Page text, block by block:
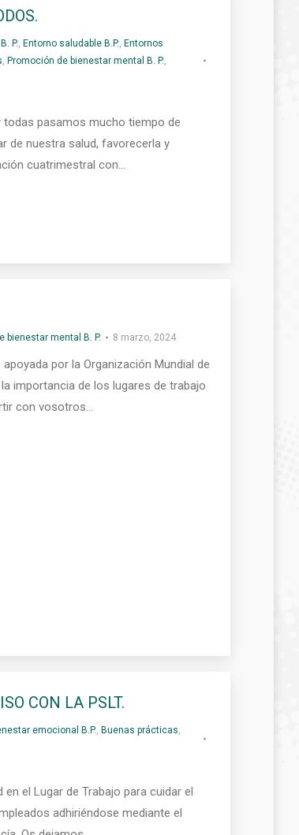
P., Entorno saludable B.P., Entornos
, Promoción de bienestar mental B. P.,
todas pasamos mucho tiempo de
de nuestra salud, favorecerla y
cuatrimestral con…
bienestar mental B. P. 8 marzo, 2024
por la Organización Mundial de
importancia de los lugares de trabajo
con vosotros…
CON LA PSLT.
emocional B.P., Buenas prácticas,
el Lugar de Trabajo para cuidar el
adhiriéndose mediante el